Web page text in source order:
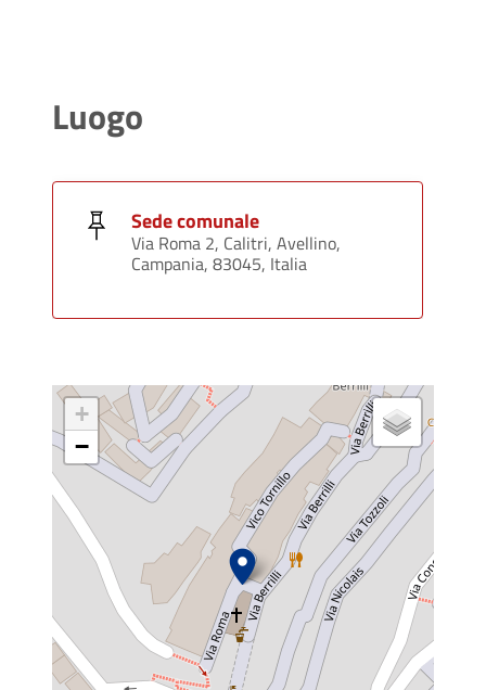
Luogo
Sede comunale
Via Roma 2, Calitri, Avellino,
Campania, 83045, Italia
+
−